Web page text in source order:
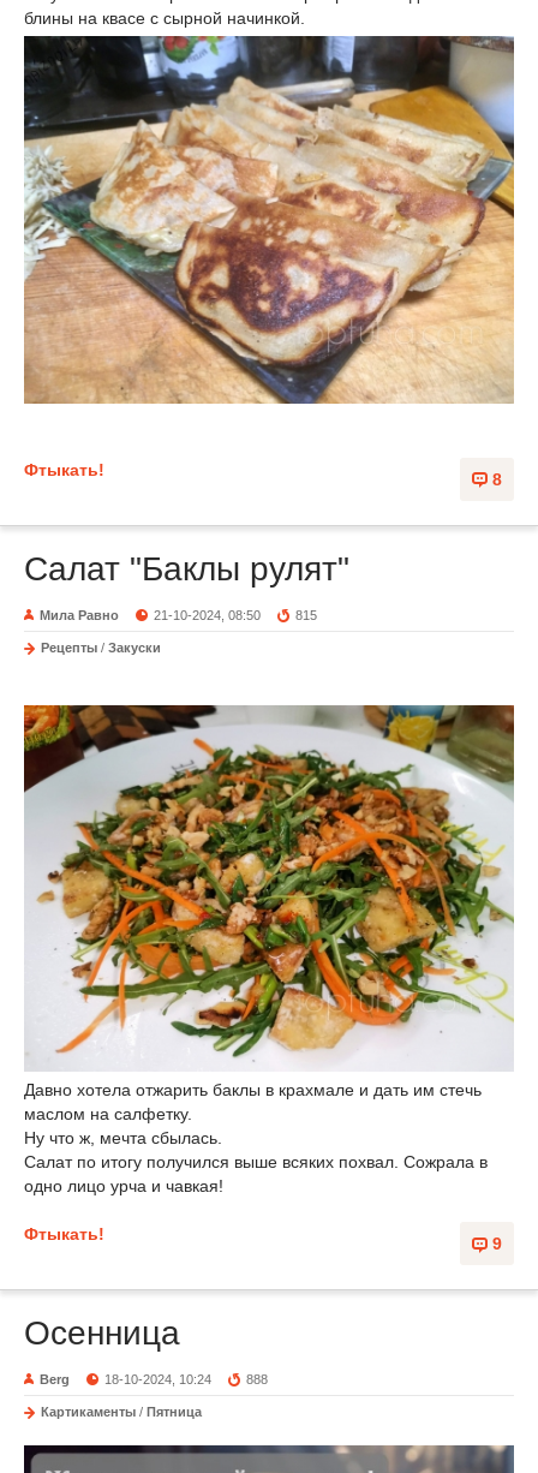
блины на квасе с сырной начинкой.
8
Фтыкать!
Салат "Баклы рулят"
Мила Равно 21-10-2024, 08:50 815
Рецепты / Закуски
Давно хотела отжарить баклы в крахмале и дать им стечь
маслом на салфетку.
Ну что ж, мечта сбылась.
Салат по итогу получился выше всяких похвал. Сожрала в
одно лицо урча и чавкая!
9
Фтыкать!
Осенница
Berg 18-10-2024, 10:24 888
Картикаменты / Пятница